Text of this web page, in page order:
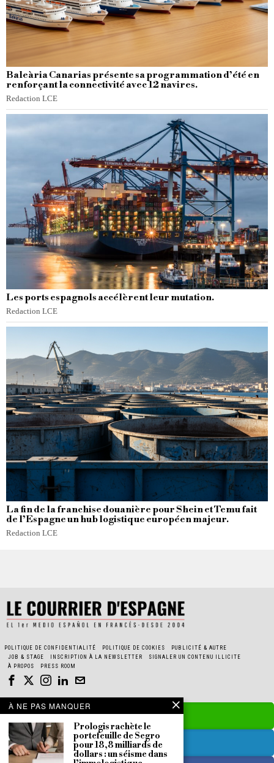
Baleària Canarias présente sa programmation d’été en
renforçant la connectivité avec 12 navires.
Redaction LCE
Les ports espagnols accélèrent leur mutation.
Redaction LCE
La fin de la franchise douanière pour Shein et Temu fait
de l’Espagne un hub logistique européen majeur.
Redaction LCE
POLITIQUE DE CONFIDENTIALITÉ POLITIQUE DE COOKIES
PUBLICITÉ & AUTRE
JOB & STAGE
INSCRIPTION À LA NEWSLETTER
SIGNALER UN CONTENU ILLICITE
À PROPOS
PRESS ROOM
À NE PAS MANQUER
Prologis rachète le
portefeuille de Segro
pour 18,8 milliards de
dollars : un séisme dans